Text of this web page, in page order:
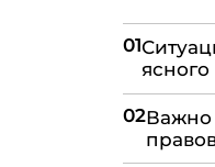
01
02Важно